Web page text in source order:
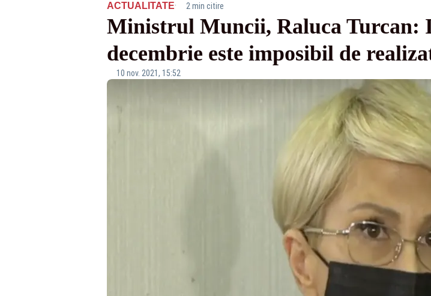
ACTUALITATE· 2 min citire
Ministrul Muncii, Raluca Turcan:
decembrie este imposibil de
10 nov. 2021, 15:52